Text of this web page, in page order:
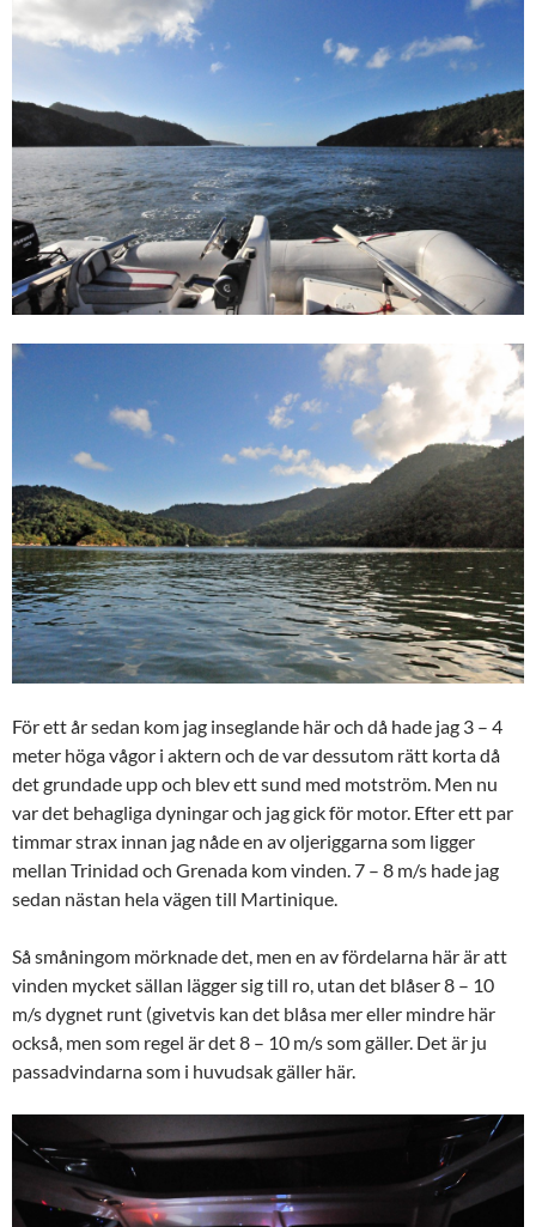
För ett år sedan kom jag inseglande här och då hade jag 3 – 4
meter höga vågor i aktern och de var dessutom rätt korta då
det grundade upp och blev ett sund med motström. Men nu
var det behagliga dyningar och jag gick för motor. Efter ett par
timmar strax innan jag nåde en av oljeriggarna som ligger
mellan Trinidad och Grenada kom vinden. 7 – 8 m/s hade jag
sedan nästan hela vägen till Martinique.
Så småningom mörknade det, men en av fördelarna här är att
vinden mycket sällan lägger sig till ro, utan det blåser 8 – 10
m/s dygnet runt (givetvis kan det blåsa mer eller mindre här
också, men som regel är det 8 – 10 m/s som gäller. Det är ju
passadvindarna som i huvudsak gäller här.